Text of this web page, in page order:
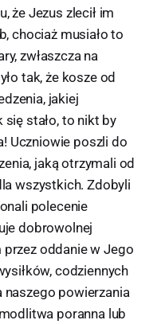
że Jezus zlecił im
chociaż musiało to
zwłaszcza na
tak, że kosze od
jakiej
się stało, to nikt by
Uczniowie poszli do
jaką otrzymali od
wszystkich. Zdobyli
polecenie
dobrowolnej
oddanie w Jego
codziennych
powierzania
poranna lub